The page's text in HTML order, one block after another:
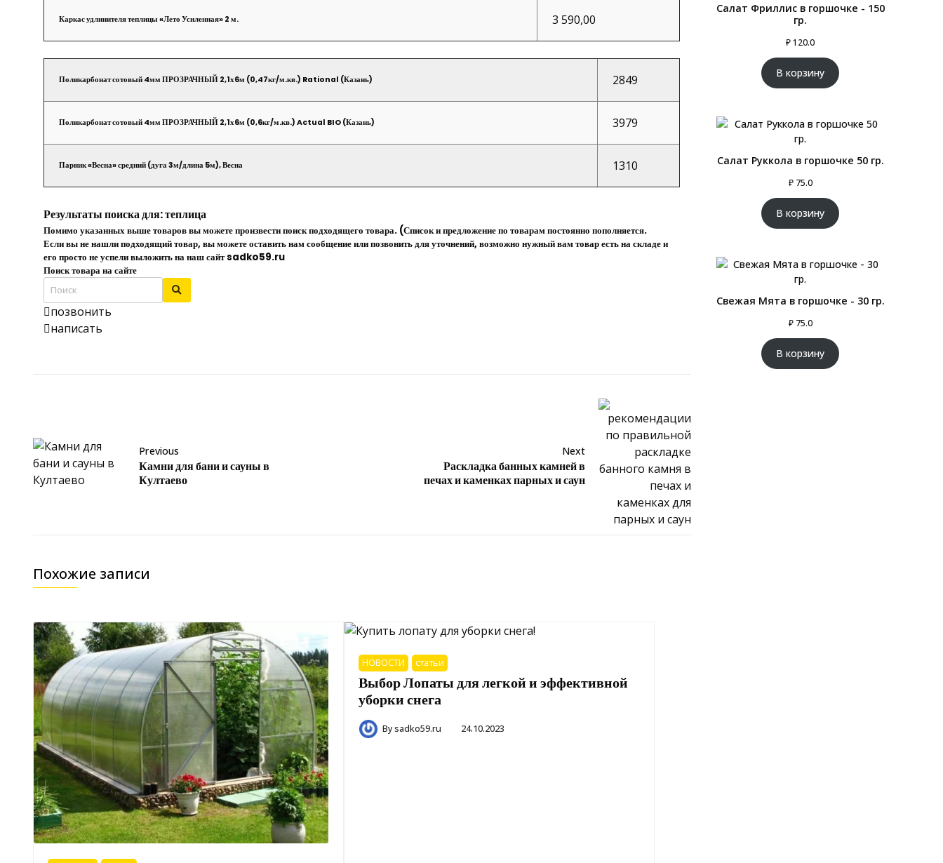
Каркас удлинителя теплицы «Лето Усиленная» 2 м. 3 590,00
Поликарбонат сотовый 4мм ПРОЗРАЧНЫЙ 2,1х6м (0,47кг/м.кв.) Rational (Казань) 2849
Поликарбонат сотовый 4мм ПРОЗРАЧНЫЙ 2,1х6м (0,6кг/м.кв.) Actual BIO (Казань) 3979
Парник «Весна» средний (дуга 3м/длина 5м), Весна 1310
Результаты поиска для: теплица
Помимо указанных выше товаров вы можете произвести поиск подходящего товара. (Список и предложение по товарам постоянно пополняется.
Если вы не нашли подходящий товар, вы можете оставить нам сообщение или позвонить для уточнений, возможно нужный вам товар есть на складе и
его просто не успели выложить на наш сайтsadko59.ru
Поиск товара на сайте
позвонить
написать
Previous
Камни для бани и сауны в
Култаево
Next
Раскладка банных камней в
печах и каменках парных и саун
Похожие записи
НОВОСТИ статьи
Выбор Лопаты для легкой и эффективной
уборки снега
Bysadko59.ru 24.10.2023
Салат Фриллис в горшочке - 150
гр.
₽120.0
В корзину
Салат Руккола в горшочке 50 гр.
₽75.0
В корзину
Свежая Мята в горшочке - 30 гр.
₽75.0
В корзину